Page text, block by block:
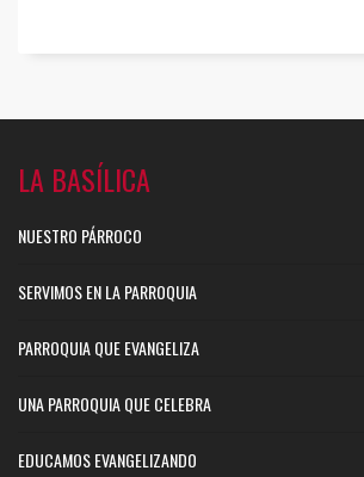
LA BASÍLICA
NUESTRO PÁRROCO
SERVIMOS EN LA PARROQUIA
PARROQUIA QUE EVANGELIZA
UNA PARROQUIA QUE CELEBRA
EDUCAMOS EVANGELIZANDO